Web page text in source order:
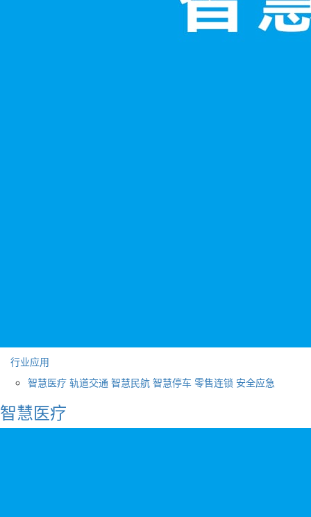
行业应用
智慧医疗 轨道交通 智慧民航 智慧停车 零售连锁 安全应急
智慧医疗